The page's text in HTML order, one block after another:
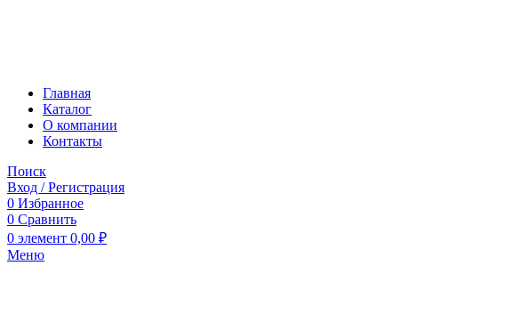
Главная
Каталог
О компании
Контакты
Поиск
Вход / Регистрация
0 Избранное
0 Сравнить
0 элемент 0,00 ₽
Меню